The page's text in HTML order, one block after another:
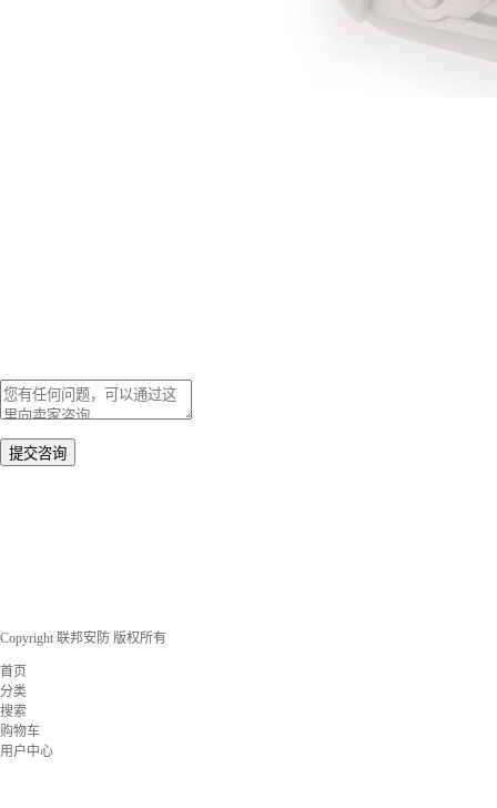
Copyright 联邦安防 版权所有
首页
分类
搜索
购物车
用户中心